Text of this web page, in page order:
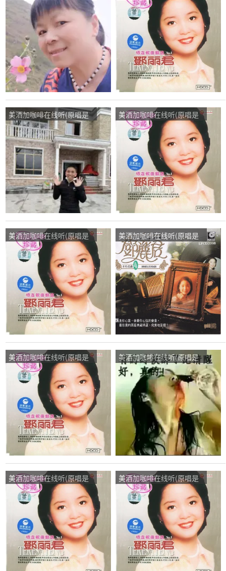
邓丽君)，自然风光演唱点
播:53次
邓丽君)，文敏演唱点
播:111次
美酒加咖啡在线听(原唱是
邓丽君)，情小宇“刘氏家族”
九江太和县旧址……演唱点
播:20次
美酒加咖啡在线听(原唱是
邓丽君)，客家审核总管～
人生如梦演唱点播:30次
美酒加咖啡在线听(原唱是
邓丽君)，雨蝶演唱点播:39
美酒加咖啡在线听(原唱是
邓丽君)，伶俐演唱点
播:287次
美酒加咖啡在线听(原唱是
邓丽君)，王宝川演唱点
播:222次
美酒加咖啡在线听(原唱是
邓丽君)，英姐演唱点播:31
美酒加咖啡在线听(原唱是
邓丽君)，～何必执着演唱
点播:28次
美酒加咖啡在线听(原唱是
邓丽君)，爱你一生演唱点
播:32次